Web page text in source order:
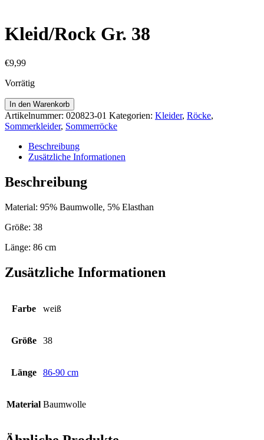
Kleid/Rock Gr. 38
€9,99
Vorrätig
Kleid/Rock
Gr.
38
In den Warenkorb
Artikelnummer: 020823-01 Kategorien: Kleider, Röcke,
Sommerkleider, Sommerröcke
Beschreibung
Zusätzliche Informationen
Beschreibung
Material: 95% Baumwolle, 5% Elasthan
Größe: 38
Länge: 86 cm
Zusätzliche Informationen
Farbe weiß
Größe 38
Länge 86-90 cm
Material Baumwolle